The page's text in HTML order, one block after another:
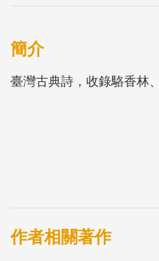
簡介
臺灣古典詩，收錄駱香林
作者相關著作